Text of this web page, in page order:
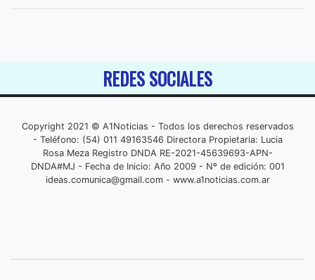
REDES SOCIALES
Copyright 2021 © A1Noticias - Todos los derechos reservados
- Teléfono: (54) 011 49163546 Directora Propietaria: Lucia
Rosa Meza Registro DNDA RE-2021-45639693-APN-
DNDA#MJ - Fecha de Inicio: Año 2009 - Nº de edición: 001
ideas.comunica@gmail.com- www.a1noticias.com.ar